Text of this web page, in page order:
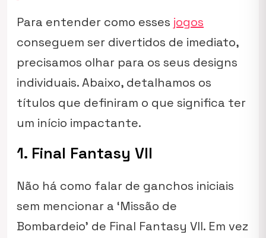
Para entender como esses jogos
conseguem ser divertidos de imediato,
precisamos olhar para os seus designs
individuais. Abaixo, detalhamos os
títulos que definiram o que significa ter
um início impactante.
1. Final Fantasy VII
Não há como falar de ganchos iniciais
sem mencionar a ‘Missão de
Bombardeio’ de Final Fantasy VII. Em vez